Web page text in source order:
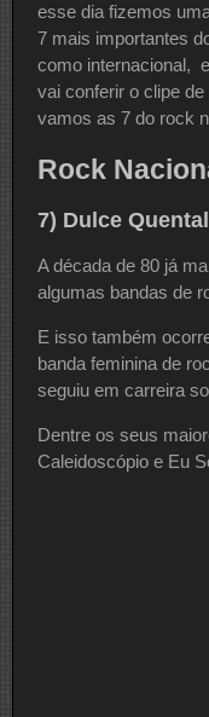
esse dia fizemos
7 mais importantes
como internacional,
vai conferir o clipe
vamos as 7 do rock
Rock
7) Dulce
A década de 80 já
algumas bandas de
E isso também
banda feminina de
seguiu em carreira
Dentre os seus
Caleidoscópio e Eu